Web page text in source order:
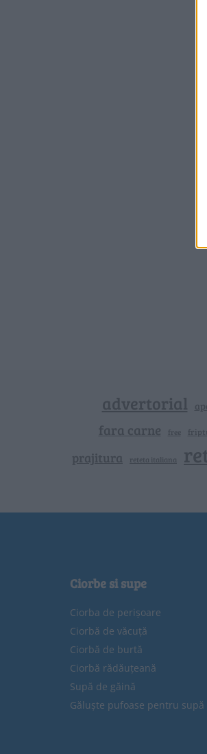
advertorial
fara carne free
prajitura reteta italiana
Ciorbe si supe
Ciorba de perișoare
Ciorbă de văcuță
Ciorbă de burtă
Ciorbă rădăuțeană
Supă de găină
Găluște pufoase pentru supă